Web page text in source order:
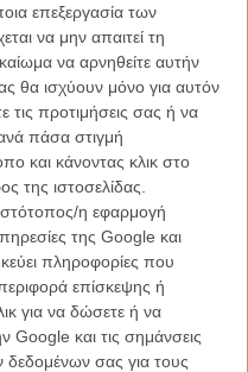
επεξεργασία των
να μην απαιτεί τη
να αρνηθείτε αυτήν
θα ισχύουν μόνο για αυτόν
τις προτιμήσεις σας ή να
πάσα στιγμή
και κάνοντας κλικ στο
της ιστοσελίδας.
η εφαρμογή
της Google και
πληροφορίες που
επίσκεψης ή
για να δώσετε ή να
Google και τις σημάνσεις
δεδομένων σας για τους
Φίλιον είναι ένας
και θα καταλάβετε τον
σύλληψη και στην
ο οποίος την ίδια εποχή
Σαίξπηρ... Είναι το
του Τζος Γουίντον
O Σαίξπηρ στη
κάνει σινεμά!